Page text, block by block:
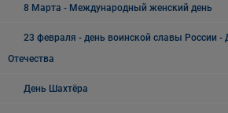
8 Марта - Международный женский день
23 февраля - день воинской славы России -
Отечества
День Шахтёра